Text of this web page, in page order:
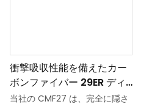
です。CMF43 はマウンテンバ
イクの世界で注目すべき作品で
す。 卓越した軽さと優れた強度
と耐久性を兼ね備えています。
衝撃吸収性能を備えたカー
ボンファイバー 29ER ディ
スクブレーキ MTB フルイ
当社の CMF27 は、完全に隠さ